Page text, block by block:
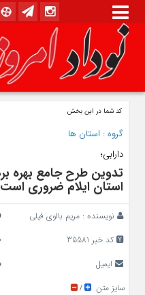
کد شما در این بخش
گروه : استان ها
دارابی؛
تدوین طرح جامع بهره‌
استان ایلام ضروری است
نویسنده : مریم بالوی فیلی
کد خبر 35581
ایمیل
سایز متن
/